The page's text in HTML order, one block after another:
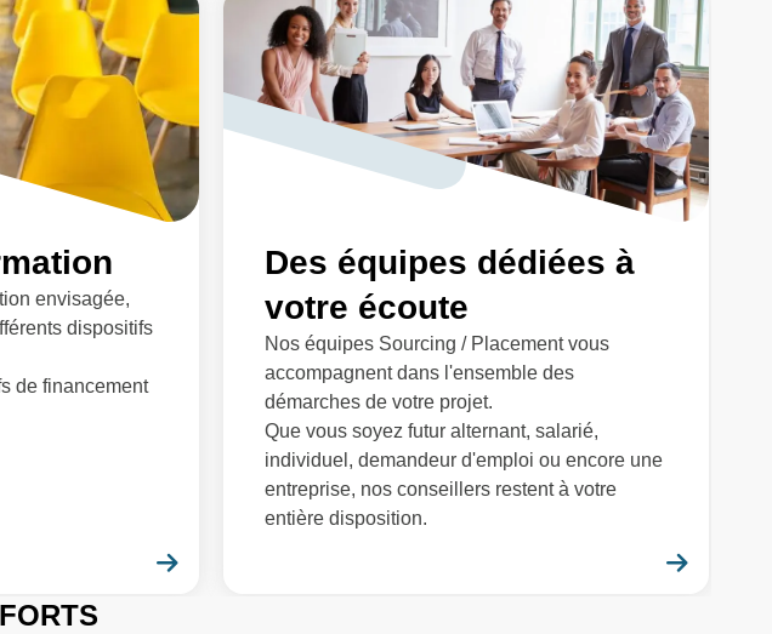
envisagée,
dispositifs
de financement
Des équipes dédiées à
votre écoute
Nos équipes Sourcing / Placement vous
accompagnent dans l'ensemble des
démarches de votre projet.
Que vous soyez futur alternant, salarié,
individuel, demandeur d'emploi ou encore une
entreprise, nos conseillers restent à votre
entière disposition.